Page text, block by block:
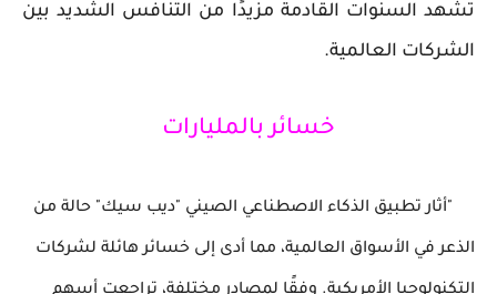
تشهد السنوات القادمة مزيدًا من التنافس الشديد بين
الشركات العالمية.
خسائر بالمليارات
"أثار تطبيق الذكاء الاصطناعي الصيني "ديب سيك" حالة من
الذعر في الأسواق العالمية، مما أدى إلى خسائر هائلة لشركات
التكنولوجيا الأمريكية. وفقًا لمصادر مختلفة، تراجعت أسهم